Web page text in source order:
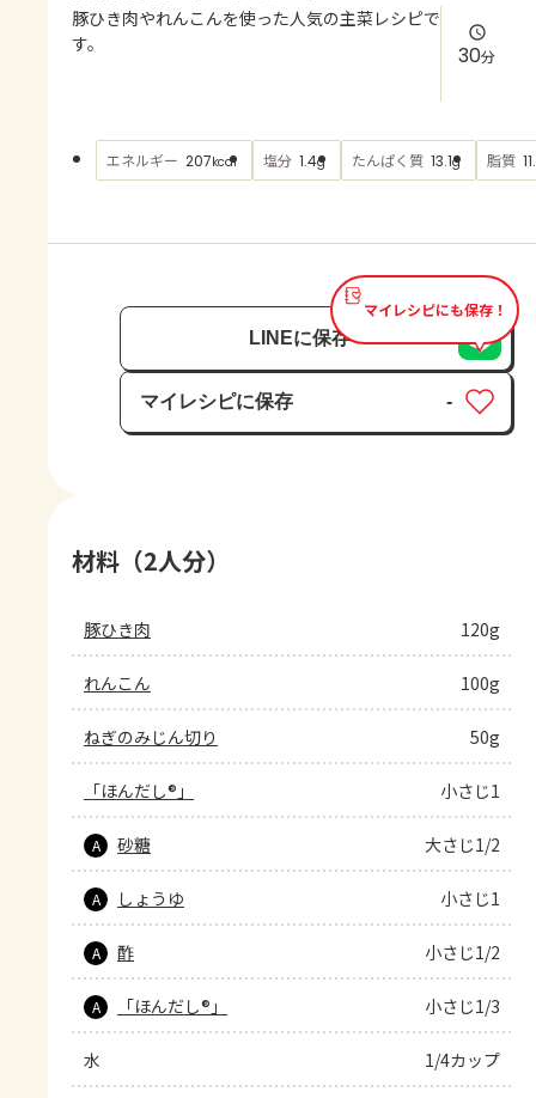
よくあるお問い合わせ
AJINOMOTO PARK とは
豚ひき肉やれんこんを使った人気の主菜レシピで
す。
30分
エネルギー 207kcal 塩分 1.4g たんぱく質 13.1g 脂質
マイレシピにも保存！
LINEに保存
マイレシピに保存
保存済み
-
材料（2人分）
豚ひき肉 120g
れんこん 100g
ねぎのみじん切り 50g
「ほんだし®」 小さじ1
A 砂糖 大さじ1/2
A しょうゆ 小さじ1
A 酢 小さじ1/2
A 「ほんだし®」 小さじ1/3
水 1/4カップ